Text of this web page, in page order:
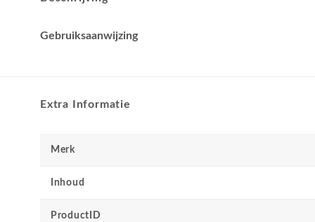
Gebruiksaanwijzing
Extra Informatie
Merk
Inhoud
ProductID